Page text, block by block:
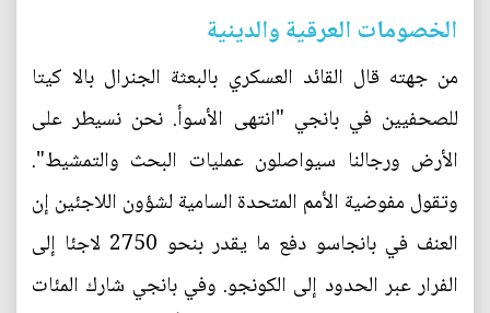
الخصومات العرقية والدينية
من جهته قال القائد العسكري بالبعثة الجنرال بالا كيتا
للصحفيين في بانجي "انتهى الأسوأ. نحن نسيطر على
الأرض ورجالنا سيواصلون عمليات البحث والتمشيط".
وتقول مفوضية الأمم المتحدة السامية لشؤون اللاجئين إن
العنف في بانجاسو دفع ما يقدر بنحو 2750 لاجئا إلى
الفرار عبر الحدود إلى الكونجو. وفي بانجي شارك المئات